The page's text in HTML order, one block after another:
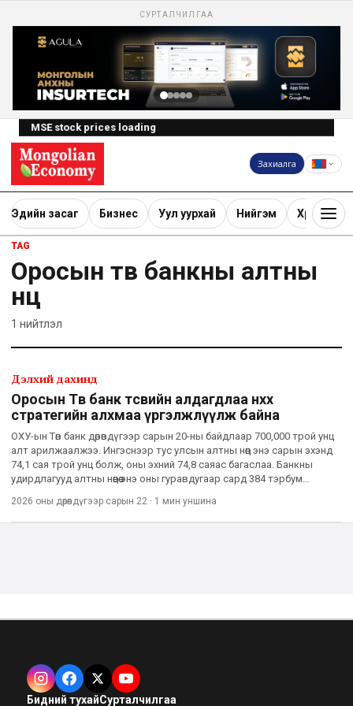
СУРТАЛЧИЛГАА
MSE stock prices loading
Захиалга
Эдийн засаг Бизнес Уул уурхай Нийгэм Хөрөнгө
TAG
Оросын төв банкны алтны
нөөц
1 нийтлэл
Дэлхий дахинд
Оросын Төв банк төсвийн алдагдлаа нөхөх
стратегийн алхмаа үргэлжлүүлж байна
ОХУ-ын Төв банк дөрөвдүгээр сарын 20-ны байдлаар 700,000 трой унц
алт арилжаалжээ. Ингэснээр тус улсын алтны нөөц энэ сарын эхэнд
74,1 сая трой унц болж, оны эхний 74,8 саяас багаслаа. Банкны
удирдлагууд алтны нөөцөө энэ оны гуравдугаар сард 384 тэрбум
2026 оны дөрөвдүгээр сарын 22 · 1 мин уншина
Бидний тухайСурталчилгаа